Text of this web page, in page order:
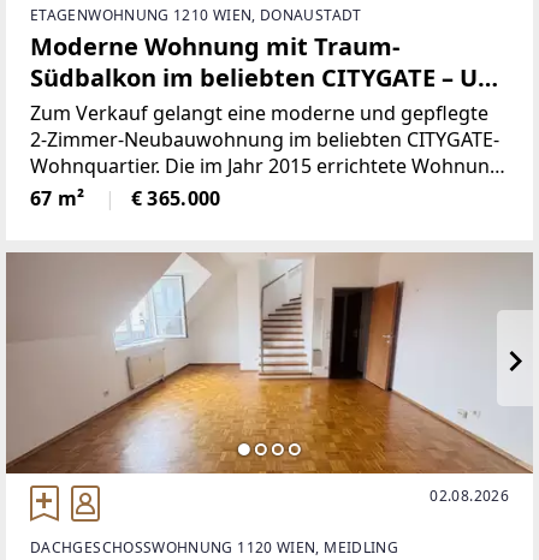
ETAGENWOHNUNG 1210 WIEN, DONAUSTADT
Moderne Wohnung mit Traum-
Südbalkon im beliebten CITYGATE – U1
in wenigen Gehminuten
Zum Verkauf gelangt eine moderne und gepflegte
2-Zimmer-Neubauwohnung im beliebten CITYGATE-
Wohnquartier. Die im Jahr 2015 errichtete Wohnung
befindet sich im 3. Obergeschoss und überzeugt
durch ihre durchdachte Raumaufteilung sowie
67 m² € 365.000
02.08.2026
DACHGESCHOSSWOHNUNG 1120 WIEN, MEIDLING